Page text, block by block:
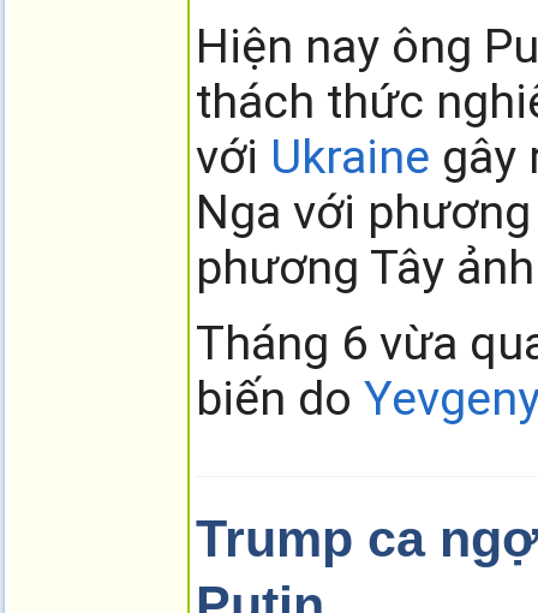
Hiện nay ông
thách thức
với Ukraine gây
Nga với
phương Tây
Tháng 6 vừa
biến do
Trump ca